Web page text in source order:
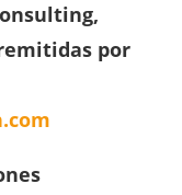
por